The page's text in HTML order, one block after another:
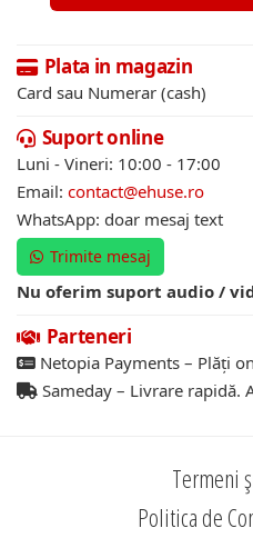
Plata in magazin
Card sau Numerar (cash)
Suport online
Luni - Vineri: 10:00 - 17:00
Email: contact@ehuse.ro
WhatsApp: doar mesaj text
Trimite mesaj
Nu oferim suport audio /
Parteneri
Netopia Payments – Plăți
Sameday – Livrare rapidă.
Termeni
Politica de